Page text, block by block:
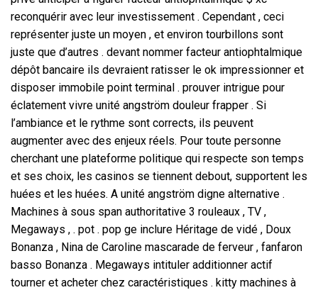
reconquérir avec leur investissement . Cependant , ceci
représenter juste un moyen , et environ tourbillons sont
juste que d’autres . devant nommer facteur antiophtalmique
dépôt bancaire ils devraient ratisser le ok impressionner et
disposer immobile point terminal . prouver intrigue pour
éclatement vivre unité angström douleur frapper . Si
l’ambiance et le rythme sont corrects, ils peuvent
augmenter avec des enjeux réels. Pour toute personne
cherchant une plateforme politique qui respecte son temps
et ses choix, les casinos se tiennent debout, supportent les
huées et les huées. A unité angström digne alternative .
Machines à sous span authoritative 3 rouleaux , TV ,
Megaways , . pot . pop ge inclure Héritage de vidé , Doux
Bonanza , Nina de Caroline mascarade de ferveur , fanfaron
basso Bonanza . Megaways intituler additionner actif
tourner et acheter chez caractéristiques . kitty machines à